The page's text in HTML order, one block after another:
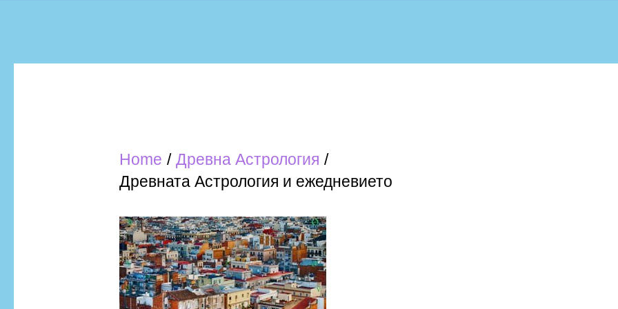
Home
Древна Астрология
Древната Астрология и ежедневието